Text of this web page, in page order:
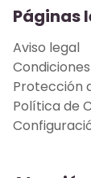
Páginas
Aviso legal
Protección
Política de